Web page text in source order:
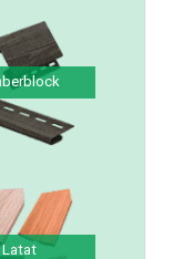
Timberblock